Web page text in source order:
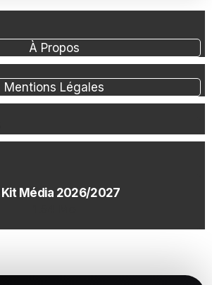
À Propos
Mentions Légales
Kit Média 2026/2027